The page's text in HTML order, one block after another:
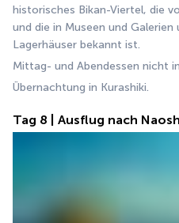
historisches Bikan-Viertel, die
und die in Museen und
Lagerhäuser bekannt ist.
Mittag- und Abendessen nicht
Übernachtung in Kurashiki.
Tag 8 | Ausflug nach